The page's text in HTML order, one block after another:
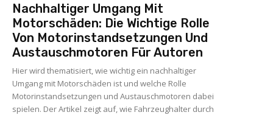
Nachhaltiger Umgang Mit
Motorschäden: Die Wichtige Rolle
Von Motorinstandsetzungen Und
Austauschmotoren Für Autoren
Hier wird thematisiert, wie wichtig ein nachhaltiger
Umgang mit Motorschäden ist und welche Rolle
Motorinstandsetzungen und Austauschmotoren dabei
spielen. Der Artikel zeigt auf, wie Fahrzeughalter durch